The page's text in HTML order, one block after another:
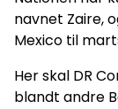
navnet Zaire,
Mexico til
Her skal DR
blandt andre